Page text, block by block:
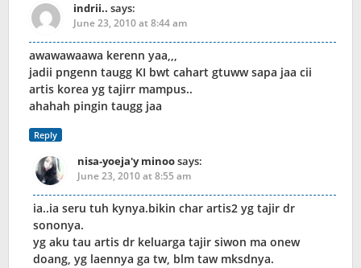
indrii.. says:
June 23, 2010 at 8:44 am
awawawaawa kerenn yaa,,,
jadii pngenn taugg KI bwt cahart gtuww sapa jaa cii
artis korea yg tajirr mampus..
ahahah pingin taugg jaa
Reply
nisa-yoeja'y minoosays:
June 23, 2010 at 8:55 am
ia..ia seru tuh kynya.bikin char artis2 yg tajir dr
sononya.
yg aku tau artis dr keluarga tajir siwon ma onew
doang, yg laennya ga tw, blm taw mksdnya.